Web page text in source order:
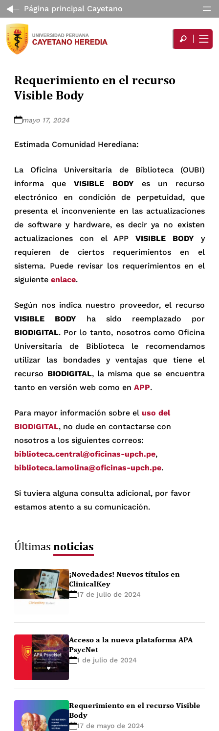
Página principal Cayetano
Requerimiento en el recurso
Visible Body
mayo 17, 2024
Estimada Comunidad Herediana:
La Oficina Universitaria de Biblioteca (OUBI)
informa queVISIBLE BODY es un recurso
electrónico en condición de perpetuidad, que
presenta el inconveniente en las actualizaciones
de software y hardware, es decir ya no existen
actualizaciones con el APPVISIBLE BODY y
requieren de ciertos requerimientos en el
sistema. Puede revisar los requerimientos en el
siguienteenlace.
Según nos indica nuestro proveedor, el recurso
VISIBLE BODY ha sido reemplazado por
BIODIGITAL. Por lo tanto, nosotros como Oficina
Universitaria de Biblioteca le recomendamos
utilizar las bondades y ventajas que tiene el
recurso BIODIGITAL, la misma que se encuentra
tanto en versión web como enAPP.
Para mayor información sobre el uso del
BIODIGITAL, no dude en contactarse con
nosotros a los siguientes correos:
biblioteca.central@oficinas-upch.pe,
biblioteca.lamolina@oficinas-upch.pe.
Si tuviera alguna consulta adicional, por favor
estamos atento a su comunicación.
Últimasnoticias
¡Novedades! Nuevos títulos en
ClinicalKey
17 de julio de 2024
Acceso a la nueva plataforma APA
PsycNet
1 de julio de 2024
Requerimiento en el recurso Visible
Body
17 de mayo de 2024